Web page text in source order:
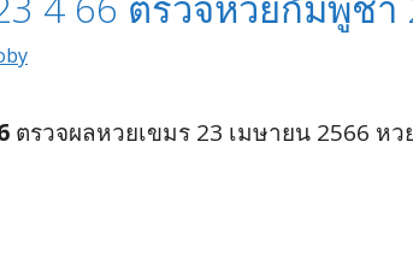
ตรวจผลหวยเขมร 23 เมษายน 2566 ห